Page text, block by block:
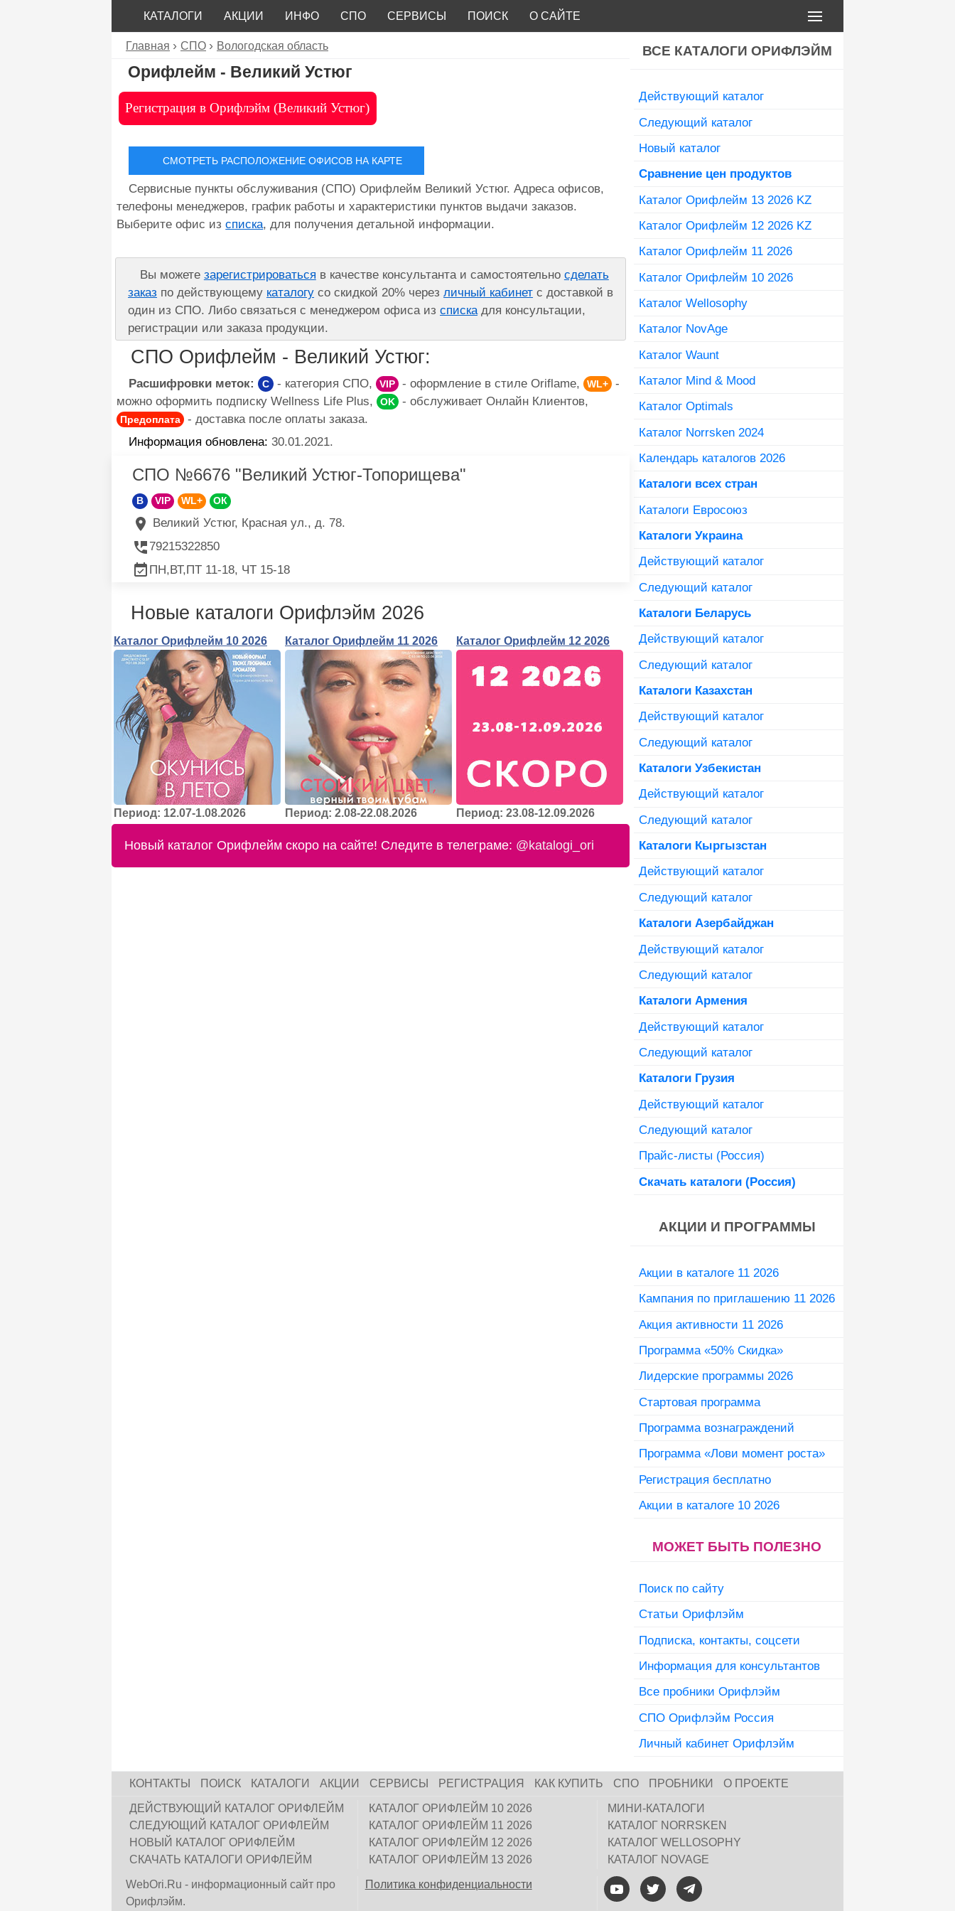
КАТАЛОГИ АКЦИИ ИНФО СПО СЕРВИСЫ ПОИСК О САЙТЕ
Главная СПО Вологодская область
Орифлейм - Великий Устюг
Регистрация в Орифлэйм (Великий Устюг)
СМОТРЕТЬ РАСПОЛОЖЕНИЕ ОФИСОВ НА КАРТЕ
Сервисные пункты обслуживания (СПО) Орифлейм Великий Устюг. Адреса офисов,
телефоны менеджеров, график работы и характеристики пунктов выдачи заказов.
Выберите офис изсписка, для получения детальной информации.
Вы можете зарегистрироваться в качестве консультанта и самостоятельно сделать
заказ по действующему каталогу со скидкой 20% черезличный кабинет с доставкой в
один из СПО. Либо связаться с менеджером офиса изспискадля консультации,
регистрации или заказа продукции.
СПО Орифлейм - Великий Устюг:
Расшифровки меток: C - категория СПО, VIP - оформление в стиле Oriflame, WL+
-
можно оформить подписку Wellness Life Plus, OK - обслуживает Онлайн Клиентов,
Предоплата
- доставка после оплаты заказа.
Информация обновлена: 30.01.2021.
СПО №6676 "Великий Устюг-Топорищева"
B VIP WL+ ОК
Великий Устюг, Красная ул., д. 78.
79215322850
ПН,ВТ,ПТ 11-18, ЧТ 15-18
Новые каталоги Орифлэйм 2026
Каталог Орифлейм 10 2026
Период: 12.07-1.08.2026
Каталог Орифлейм 11 2026
Период: 2.08-22.08.2026
Каталог Орифлейм 12 2026
Период: 23.08-12.09.2026
Новый каталог Орифлейм скоро на сайте! Следите в телеграме: @katalogi_ori
ВСЕ КАТАЛОГИ ОРИФЛЭЙМ
Действующий каталог
Следующий каталог
Новый каталог
Сравнение цен продуктов
Каталог Орифлейм 13 2026 KZ
Каталог Орифлейм 12 2026 KZ
Каталог Орифлейм 11 2026
Каталог Орифлейм 10 2026
Каталог Wellosophy
Каталог NovAge
Каталог Waunt
Каталог Mind & Mood
Каталог Optimals
Каталог Norrsken 2024
Календарь каталогов 2026
Каталоги всех стран
Каталоги Евросоюз
Каталоги Украина
Действующий каталог
Следующий каталог
Каталоги Беларусь
Действующий каталог
Следующий каталог
Каталоги Казахстан
Действующий каталог
Следующий каталог
Каталоги Узбекистан
Действующий каталог
Следующий каталог
Каталоги Кыргызстан
Действующий каталог
Следующий каталог
Каталоги Азербайджан
Действующий каталог
Следующий каталог
Каталоги Армения
Действующий каталог
Следующий каталог
Каталоги Грузия
Действующий каталог
Следующий каталог
Прайс-листы (Россия)
Скачать каталоги (Россия)
АКЦИИ И ПРОГРАММЫ
Акции в каталоге 11 2026
Кампания по приглашению 11 2026
Акция активности 11 2026
Программа «50% Скидка»
Лидерские программы 2026
Стартовая программа
Программа вознаграждений
Программа «Лови момент роста»
Регистрация бесплатно
Акции в каталоге 10 2026
МОЖЕТ БЫТЬ ПОЛЕЗНО
Поиск по сайту
Статьи Орифлэйм
Подписка, контакты, соцсети
Информация для консультантов
Все пробники Орифлэйм
СПО Орифлэйм Россия
Личный кабинет Орифлэйм
КОНТАКТЫ ПОИСК КАТАЛОГИ АКЦИИ СЕРВИСЫ РЕГИСТРАЦИЯ КАК КУПИТЬ СПО ПРОБНИКИ О ПРОЕКТЕ
ДЕЙСТВУЮЩИЙ КАТАЛОГ ОРИФЛЕЙМ
СЛЕДУЮЩИЙ КАТАЛОГ ОРИФЛЕЙМ
НОВЫЙ КАТАЛОГ ОРИФЛЕЙМ
СКАЧАТЬ КАТАЛОГИ ОРИФЛЕЙМ
КАТАЛОГ ОРИФЛЕЙМ 10 2026
КАТАЛОГ ОРИФЛЕЙМ 11 2026
КАТАЛОГ ОРИФЛЕЙМ 12 2026
КАТАЛОГ ОРИФЛЕЙМ 13 2026
МИНИ-КАТАЛОГИ
КАТАЛОГ NORRSKEN
КАТАЛОГ WELLOSOPHY
КАТАЛОГ NOVAGE
WebOri.Ru - информационный сайт про
Орифлэйм.
Политика конфиденциальности